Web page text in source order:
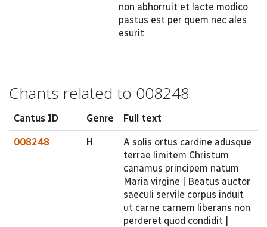
non abhorruit et lacte modico
pastus est per quem nec ales
esurit
Chants related to 008248
Cantus ID Genre Full text
008248 H
A solis ortus cardine adusque
terrae limitem Christum
canamus principem natum
Maria virgine | Beatus auctor
saeculi servile corpus induit
ut carne carnem liberans non
perderet quod condidit |